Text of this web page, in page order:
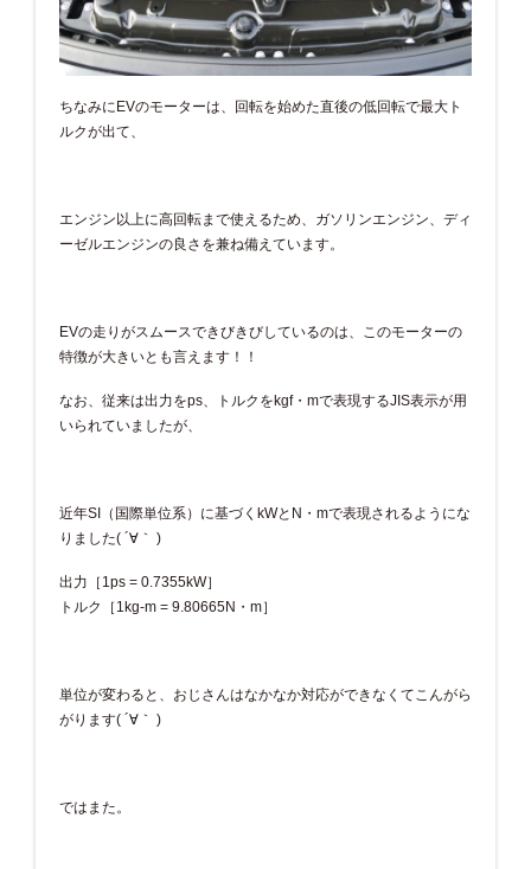
ちなみにEVのモーターは、回転を始めた直後の低回転で最大ト
ルクが出て、
エンジン以上に高回転まで使えるため、ガソリンエンジン、ディ
ーゼルエンジンの良さを兼ね備えています。
EVの走りがスムースできびきびしているのは、このモーターの
特徴が大きいとも言えます！！
なお、従来は出力をps、トルクをkgf・mで表現するJIS表示が用
いられていましたが、
近年SI（国際単位系）に基づくkWとN・mで表現されるようにな
りました( ´∀｀ )
出力［1ps = 0.7355kW］
トルク［1kg-m = 9.80665N・m］
単位が変わると、おじさんはなかなか対応ができなくてこんがら
がります( ´∀｀ )
ではまた。